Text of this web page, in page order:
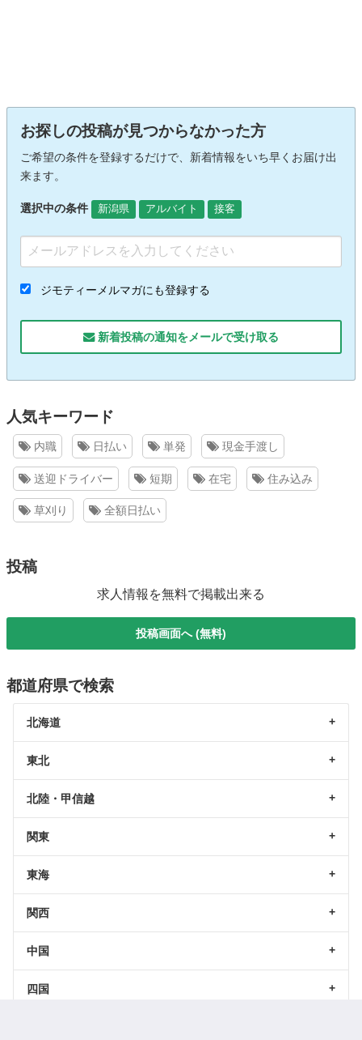
お探しの投稿が見つからなかった方
ご希望の条件を登録するだけで、新着情報をいち早くお届け出
来ます。
選択中の条件 新潟県 アルバイト 接客
ジモティーメルマガにも登録する
新着投稿の通知をメールで受け取る
人気キーワード
内職 日払い 単発 現金手渡し
送迎ドライバー 短期 在宅 住み込み
草刈り 全額日払い
投稿
求人情報を無料で掲載出来る
投稿画面へ (無料)
都道府県で検索
北海道
東北
北陸・甲信越
関東
東海
関西
中国
四国